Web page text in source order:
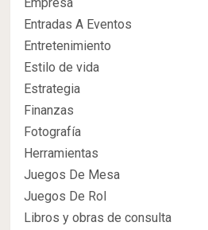
Entradas A Eventos
Entretenimiento
Estilo de vida
Estrategia
Finanzas
Fotografía
Herramientas
Juegos De Mesa
Juegos De Rol
Libros y obras de consulta